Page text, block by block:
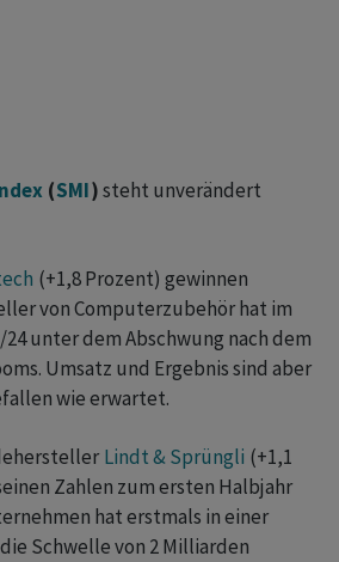
(SMI)steht unverändert
(+1,8 Prozent) gewinnen
von Computerzubehör hat im
unter dem Abschwung nach dem
Umsatz und Ergebnis sind aber
wie erwartet.
Lindt & Sprüngli (+1,1
Zahlen zum ersten Halbjahr
hat erstmals in einer
Schwelle von 2 Milliarden